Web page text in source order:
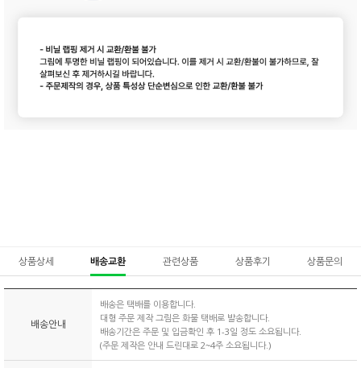
상품상세 배송교환 관련상품 상품후기 상품문의
배송안내
배송은 택배를 이용합니다.
대형 주문 제작 그림은 화물 택배로 발송합니다.
배송기간은 주문 및 입금확인 후 1-3일 정도 소요됩니다.
(주문 제작은 안내 드린대로 2~4주 소요됩니다.)